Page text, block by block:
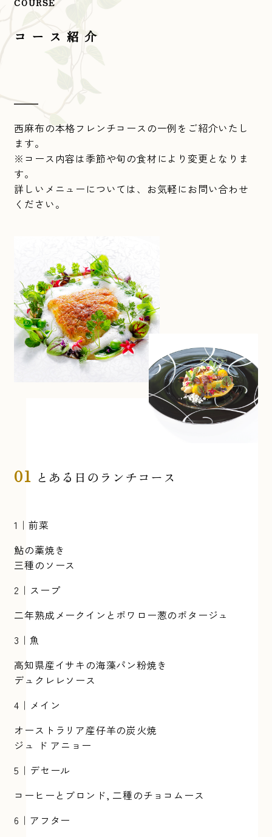
COURSE
コース紹介
西麻布の本格フレンチコースの一例をご紹介いたし
ます。
※コース内容は季節や旬の食材により変更となりま
す。
詳しいメニューについては、お気軽にお問い合わせ
ください。
01 とある日のランチコース
1｜前菜
鮎の藁焼き
三種のソース
2｜スープ
二年熟成メークインとポワロー葱のポタージュ
3｜魚
高知県産イサキの海藻パン粉焼き
デュクレレソース
4｜メイン
オーストラリア産仔羊の炭火焼
ジュ ド アニョー
5｜デセール
コーヒーとブロンド, 二種のチョコムース
6｜アフター